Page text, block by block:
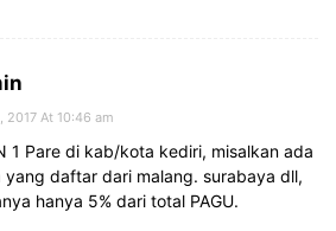
2017 At 10:46 am
1 Pare di kab/kota kediri, misalkan ada
yang daftar dari malang. surabaya dll,
hanya 5% dari total PAGU.